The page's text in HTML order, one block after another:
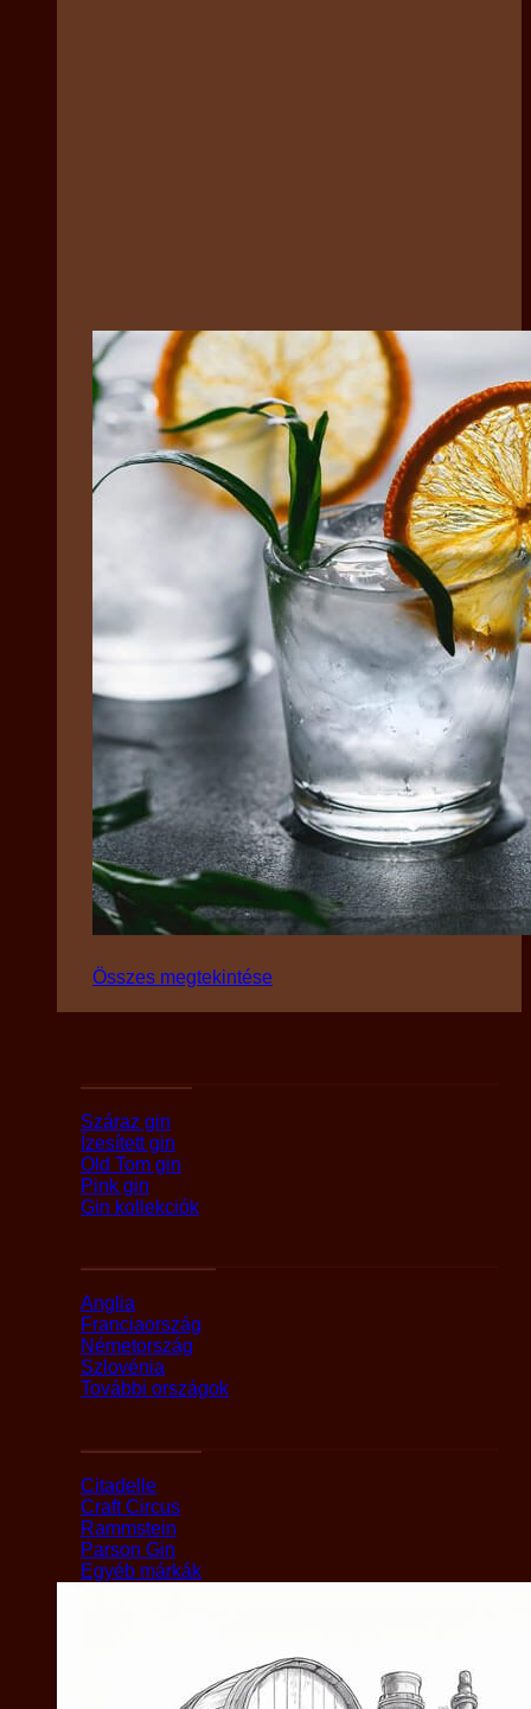
Összes megtekintése
Száraz gin
Ízesített gin
Old Tom gin
Pink gin
Gin kollekciók
Anglia
Franciaország
Németország
Szlovénia
További országok
Citadelle
Craft Circus
Rammstein
Parson Gin
Egyéb márkák